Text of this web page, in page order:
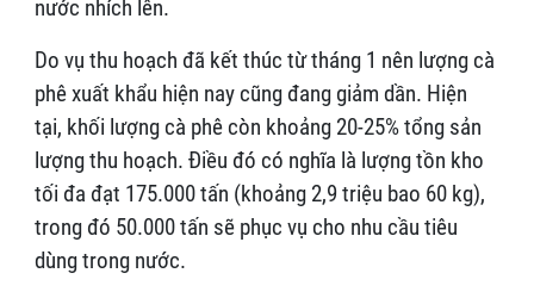
nước nhích lên.
Do vụ thu hoạch đã kết thúc từ tháng 1 nên lượng cà
phê xuất khẩu hiện nay cũng đang giảm dần. Hiện
tại, khối lượng cà phê còn khoảng 20-25% tổng sản
lượng thu hoạch. Điều đó có nghĩa là lượng tồn kho
tối đa đạt 175.000 tấn (khoảng 2,9 triệu bao 60 kg),
trong đó 50.000 tấn sẽ phục vụ cho nhu cầu tiêu
dùng trong nước.